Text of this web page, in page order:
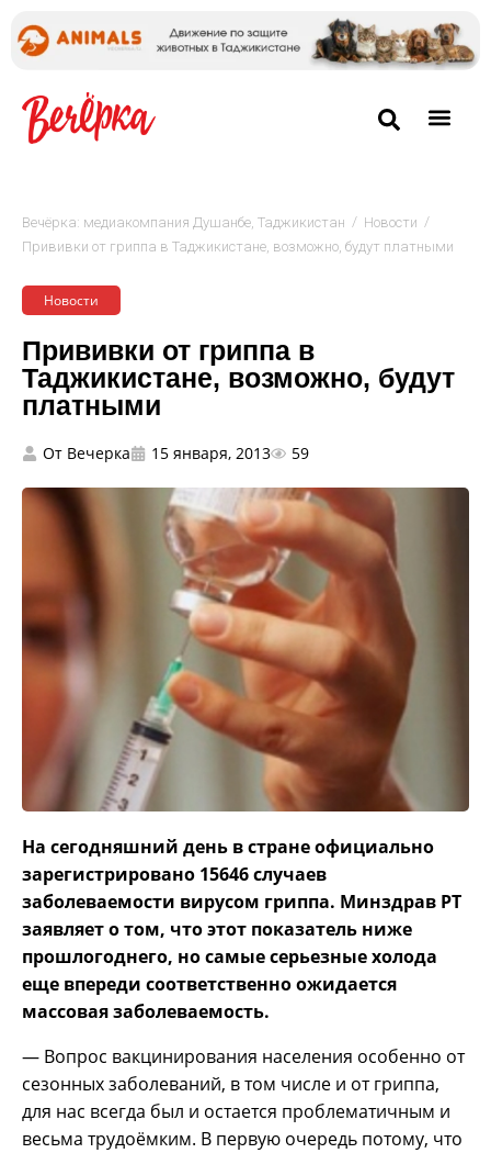
Вечёрка: медиакомпания Душанбе, Таджикистан / Новости /
Прививки от гриппа в Таджикистане, возможно, будут платными
Новости
Прививки от гриппа в
Таджикистане, возможно, будут
платными
От Вечерка 15 января, 2013 59
На сегодняшний день в стране официально
зарегистрировано 15646 случаев
заболеваемости вирусом гриппа. Минздрав РТ
заявляет о том, что этот показатель ниже
прошлогоднего, но самые серьезные холода
еще впереди соответственно ожидается
массовая заболеваемость.
— Вопрос вакцинирования населения особенно от
сезонных заболеваний, в том числе и от гриппа,
для нас всегда был и остается проблематичным и
весьма трудоёмким. В первую очередь потому, что